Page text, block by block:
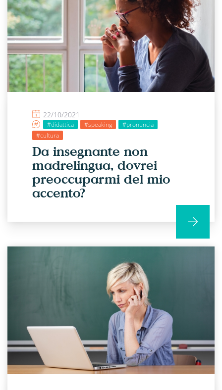
22/10/2021
#didattica #speaking
#pronuncia
#cultura
Da insegnante non
madrelingua, dovrei
preoccuparmi del mio
accento?